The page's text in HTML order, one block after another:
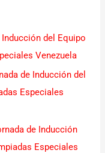
del Equipo
Venezuela
de Inducción del
Especiales
de Inducción
Especiales